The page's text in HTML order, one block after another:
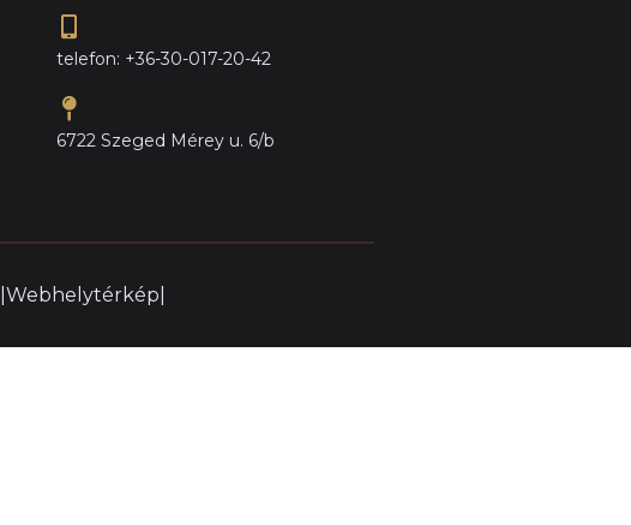
telefon: +36-30-017-20-42
6722 Szeged Mérey u. 6/b
Webhelytérkép|